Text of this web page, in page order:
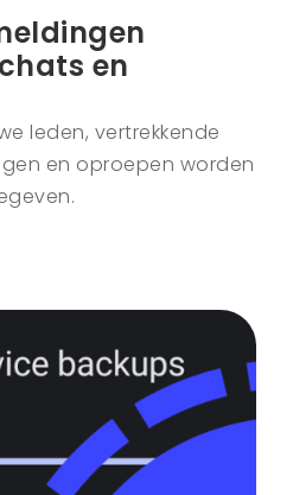
en
leden, vertrekkende
en oproepen worden